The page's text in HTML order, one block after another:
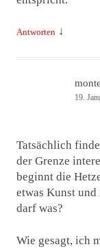
Antworten ↓
19.
Tatsächlich
der Grenze
beginnt die
etwas Kunst und
darf was?
Wie gesagt, ich